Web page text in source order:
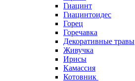
Гиацинт
Гиацинтоидес
Горец
Горечавка
Декоративные травы
Живучка
Ирисы
Камассия
Котовник